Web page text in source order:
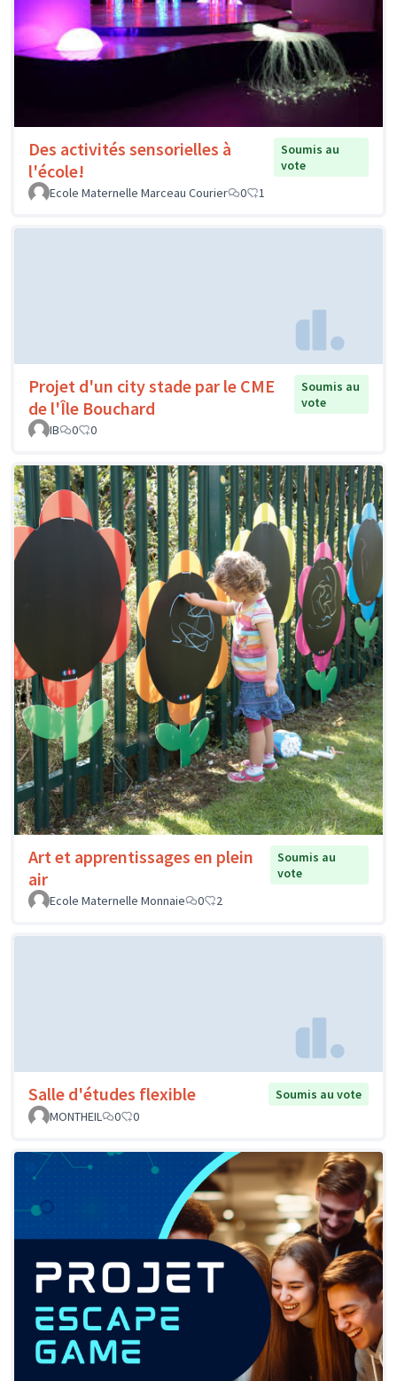
Des activités sensorielles à
l'école!
Soumis au
vote
Ecole Maternelle Marceau Courier
0 1
Projet d'un city stade par le CME
de l'Île Bouchard
Soumis au
vote
IB
0 0
Art et apprentissages en plein
air
Soumis au
vote
Ecole Maternelle Monnaie
0 2
Salle d'études flexible
Soumis au vote
MONTHEIL
0 0